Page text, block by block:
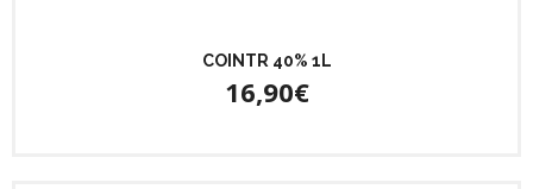
COINTR 40% 1L
16,90€